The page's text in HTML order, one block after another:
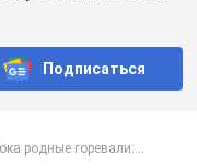
Подписаться
родные горевали:...